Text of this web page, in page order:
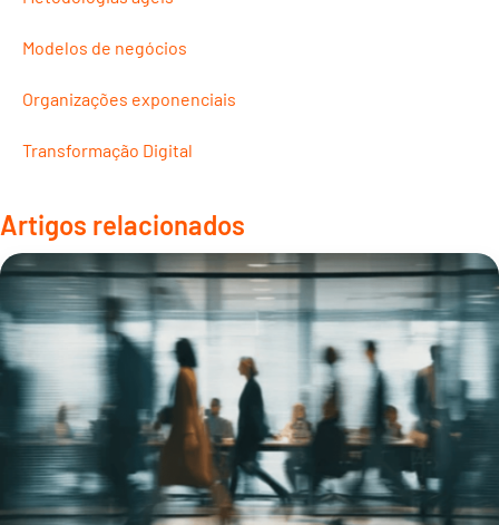
Modelos de negócios
Organizações exponenciais
Transformação Digital
Artigos relacionados